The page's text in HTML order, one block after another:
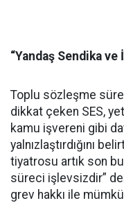
“Yandaş Sendika ve
Toplu sözleşme
dikkat çeken SES,
kamu işvereni gibi
yalnızlaştırdığını
tiyatrosu artık son
süreci işlevsizdir”
grev hakkı ile